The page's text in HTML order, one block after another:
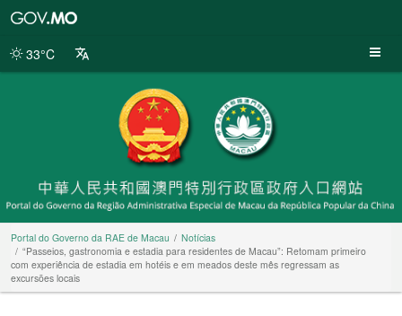
da
33°C
Portal do Governo da RAE de Macau
Notícias
“Passeios, gastronomia e estadia para residentes de Macau”: Retomam primeiro
com experiência de estadia em hotéis e em meados deste mês regressam as
excursões locais